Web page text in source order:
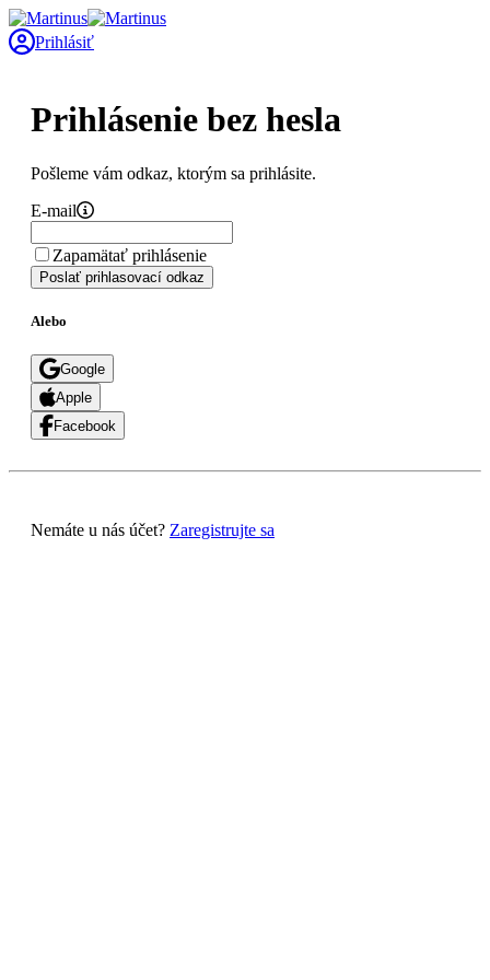
Prihlásiť
Prihlásenie bez hesla
Pošleme vám odkaz, ktorým sa prihlásite.
E-mail
Zapamätať prihlásenie
Poslať prihlasovací odkaz
Alebo
Google
Apple
Facebook
Nemáte u nás účet? Zaregistrujte sa